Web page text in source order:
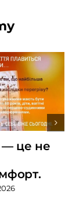
— це не